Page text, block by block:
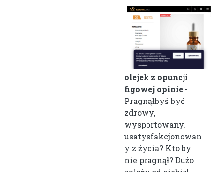
olejek z opuncji
figowej opinie -
Pragnąłbyś być
zdrowy,
wysportowany,
usatysfakcjonowan
y z życia? Kto by
nie pragnął? Dużo